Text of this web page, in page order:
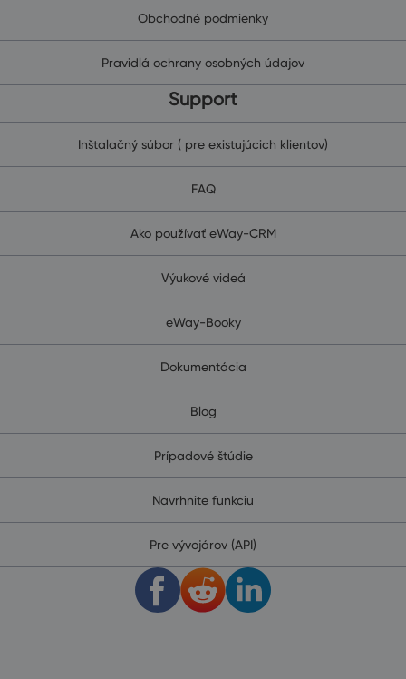
Obchodné podmienky
Pravidlá ochrany osobných údajov
Support
Inštalačný súbor ( pre existujúcich klientov)
FAQ
Ako používať eWay-CRM
Výukové videá
eWay-Booky
Dokumentácia
Blog
Prípadové štúdie
Navrhnite funkciu
Pre vývojárov (API)